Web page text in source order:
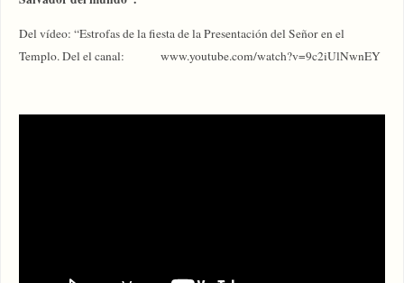
Del vídeo: “Estrofas de la fiesta de la Presentación del Señor en el
Templo. Del el canal: www.youtube.com/watch?v=9c2iUlNwnEY